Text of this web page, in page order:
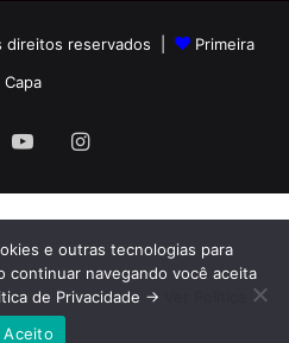
direitos reservados |
Primeira
Capa
YouTubeInstagram
e outras tecnologias para
continuar navegando você aceita
de Privacidade ->
Aceito